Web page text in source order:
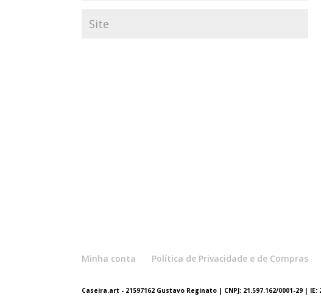
Minha conta Política de Privacidade e de Compras
Caseira.art - 21597162 Gustavo Reginato | CNPJ: 21.597.162/0001-29 | IE: